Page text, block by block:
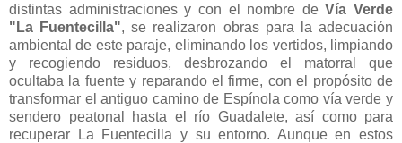
distintas administraciones y con el nombre deVía Verde
"La Fuentecilla", se realizaron obras para la adecuación
ambiental de este paraje, eliminando los vertidos, limpiando
y recogiendo residuos, desbrozando el matorral que
ocultaba la fuente y reparando el firme, con el propósito de
transformar el antiguo camino de Espínola como vía verde y
sendero peatonal hasta el río Guadalete, así como para
recuperar La Fuentecilla y su entorno. Aunque en estos